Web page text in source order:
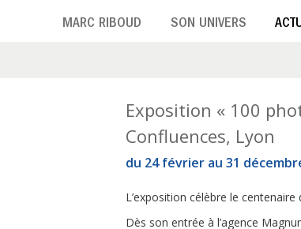
MARC RIBOUD SON UNIVERS
M
o
i
s
Exposition « 100
Confluences, Lyon
du 24 février au 31
L’exposition célèbre le
Dès son entrée à l’agence